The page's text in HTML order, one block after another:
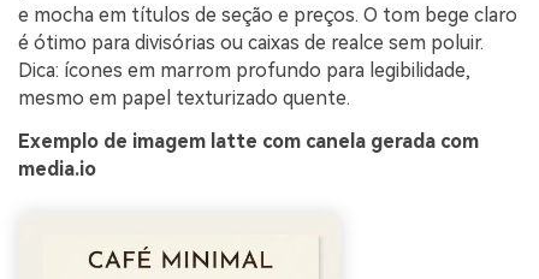
e mocha em títulos de seção e preços. O tom bege claro
é ótimo para divisórias ou caixas de realce sem poluir.
Dica: ícones em marrom profundo para legibilidade,
mesmo em papel texturizado quente.
Exemplo de imagem latte com canela gerada com
media.io